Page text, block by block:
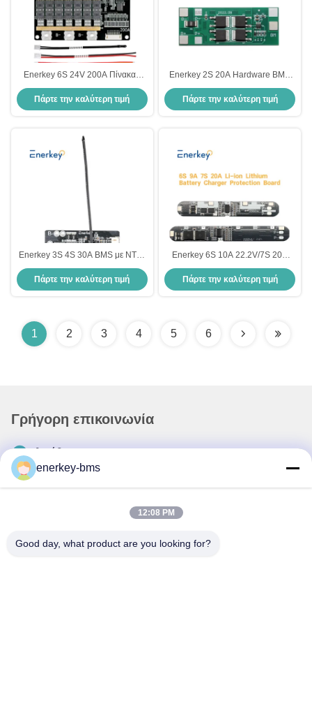
Enerkey 6S 24V 200A Πίνακας
προστασίας PCB BMS για 6
πακέτα 18650 Lifepo4 μπαταρία
για ηλιακό φως
Πάρτε την καλύτερη τιμή
Enerkey 2S 20A Hardware BMS
7.4V 8.4V 18650 Λιθιοϊονική
μπαταρία BMS Προστασία
φορτιστή
Πάρτε την καλύτερη τιμή
Enerkey 3S 4S 30A BMS με NTC,
18650 Δελτίο προστασίας PCB
κυψελών λιθίου
Πάρτε την καλύτερη τιμή
Enerkey 6S 10A 22.2V/7S 20A
24V Λιθίου 18650 μπαταρίας
Πάρτε την καλύτερη τιμή
1 2 3 4 5 6
Γρήγορη επικοινωνία
Διεύθυνση
Περιοχή Α, 9ος όροφος, κτίριο Γ, βιομηχανικό πάρκο
χαμηλών ανθρακούχων εκπομπών Guancheng, κοινότητα
Shenzhen, Κίνα, 518106
Τηλ.
enerkey-bms
12:08 PM
Good day, what product are you looking for?